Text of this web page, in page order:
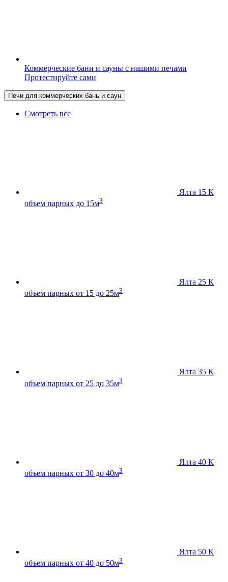
Коммерческие бани и сауны с нашими печами
Протестируйте сами
Печи для коммерческих бань и саун
Смотреть все
Ялта 15 К
объем парных до 15м3
Ялта 25 К
объем парных от 15 до 25м3
Ялта 35 К
объем парных от 25 до 35м3
Ялта 40 К
объем парных от 30 до 40м3
Ялта 50 К
объем парных от 40 до 50м3